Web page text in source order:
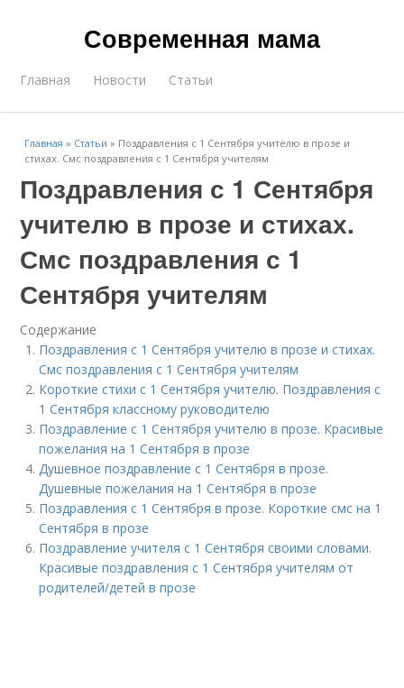
Современная мама
Главная Новости Статьи
Главная » Статьи » Поздравления с 1 Сентября учителю в прозе и
стихах. Смс поздравления с 1 Сентября учителям
Поздравления с 1 Сентября
учителю в прозе и стихах.
Смс поздравления с 1
Сентября учителям
Содержание
Поздравления с 1 Сентября учителю в прозе и стихах.
Смс поздравления с 1 Сентября учителям
Короткие стихи с 1 Сентября учителю. Поздравления с
1 Сентября классному руководителю
Поздравление с 1 Сентября учителю в прозе. Красивые
пожелания на 1 Сентября в прозе
Душевное поздравление с 1 Сентября в прозе.
Душевные пожелания на 1 Сентября в прозе
Поздравления с 1 Сентября в прозе. Короткие смс на 1
Сентября в прозе
Поздравление учителя с 1 Сентября своими словами.
Красивые поздравления с 1 Сентября учителям от
родителей/детей в прозе